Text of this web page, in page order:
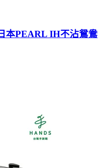
本PEARL IH不沾鴛鴦